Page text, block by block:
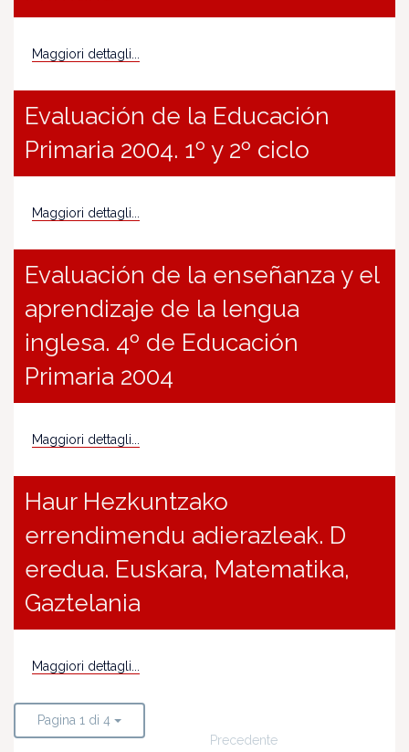
Maggiori dettagli...
Evaluación de la Educación
Primaria 2004. 1º y 2º ciclo
Maggiori dettagli...
Evaluación de la enseñanza y el
aprendizaje de la lengua
inglesa. 4º de Educación
Primaria 2004
Maggiori dettagli...
Haur Hezkuntzako
errendimendu adierazleak. D
eredua. Euskara, Matematika,
Gaztelania
Maggiori dettagli...
Pagina 1 di 4
Precedente